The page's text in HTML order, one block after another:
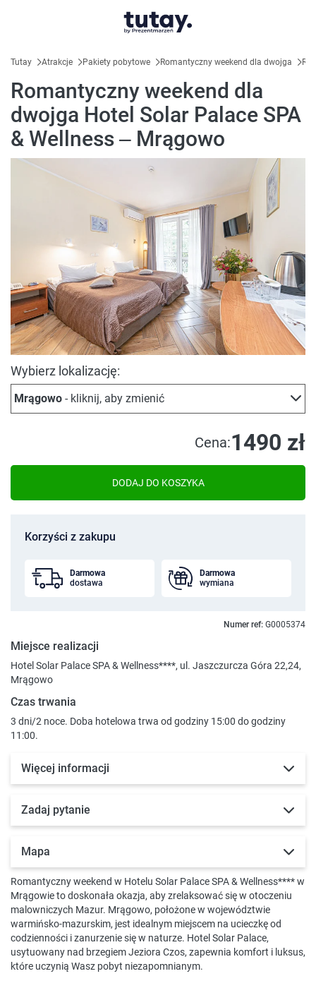
Tutay Atrakcje Pakiety pobytowe Romantyczny weekend dla dwojga
Romantyczny weekend dla
dwojga Hotel Solar Palace SPA
& Wellness – Mrągowo
Wybierz lokalizację:
Mrągowo - kliknij, aby zmienić
Cena:1490 zł
DODAJ DO KOSZYKA
Korzyści z zakupu
Darmowa
dostawa
Darmowa
wymiana
Numer ref: G0005374
Miejsce realizacji
Hotel Solar Palace SPA & Wellness****, ul. Jaszczurcza Góra 22,24,
Mrągowo
Czas trwania
3 dni/2 noce. Doba hotelowa trwa od godziny 15:00 do godziny
11:00.
Więcej informacji
Zadaj pytanie
Mapa
Romantyczny weekend w Hotelu Solar Palace SPA & Wellness**** w
Mrągowie to doskonała okazja, aby zrelaksować się w otoczeniu
malowniczych Mazur. Mrągowo, położone w województwie
warmińsko-mazurskim, jest idealnym miejscem na ucieczkę od
codzienności i zanurzenie się w naturze. Hotel Solar Palace,
usytuowany nad brzegiem Jeziora Czos, zapewnia komfort i luksus,
które uczynią Wasz pobyt niezapomnianym.